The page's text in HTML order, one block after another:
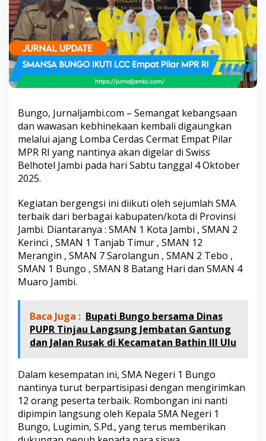
I
k
u
t
i
L
C
C
E
p
t
P
i
l
P
R
R
I
d
i
S
s
B
e
l
t
e
l
J
a
m
Bungo, Jurnaljambi.com – Semangat kebangsaan
dan wawasan kebhinekaan kembali digaungkan
melalui ajang Lomba Cerdas Cermat Empat Pilar
MPR RI yang nantinya akan digelar di Swiss
Belhotel Jambi pada hari Sabtu tanggal 4 Oktober
2025.
Kegiatan bergengsi ini diikuti oleh sejumlah SMA
terbaik dari berbagai kabupaten/kota di Provinsi
Jambi. Diantaranya : SMAN 1 Kota Jambi , SMAN 2
Kerinci , SMAN 1 Tanjab Timur , SMAN 12
Merangin , SMAN 7 Sarolangun , SMAN 2 Tebo ,
SMAN 1 Bungo , SMAN 8 Batang Hari dan SMAN 4
Muaro Jambi.
Baca Juga : Bupati Bungo bersama Dinas
PUPR Tinjau Langsung Jembatan Gantung
dan Jalan Rusak di Kecamatan Bathin III Ulu
Dalam kesempatan ini, SMA Negeri 1 Bungo
nantinya turut berpartisipasi dengan mengirimkan
12 orang peserta terbaik. Rombongan ini nanti
dipimpin langsung oleh Kepala SMA Negeri 1
Bungo, Lugimin, S.Pd., yang terus memberikan